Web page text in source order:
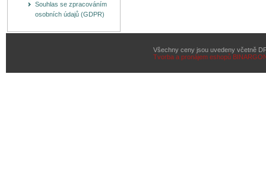
Souhlas se zpracováním
osobních údajů (GDPR)
Všechny ceny jsou uvedeny včetně
Tvorba a pronájem eshopů